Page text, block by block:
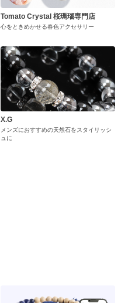
Tomato Crystal 桜瑪瑙専門店
心をときめかせる春色アクセサリー
X.G
メンズにおすすめの天然石をスタイリッシ
ュに